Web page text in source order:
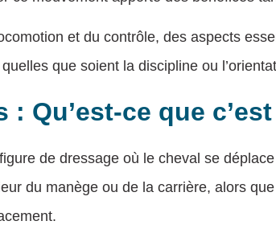
et du contrôle, des aspects
que soient la discipline ou
: Qu’est-ce que
de dressage où le cheval se
du manège ou de la carrière, alors